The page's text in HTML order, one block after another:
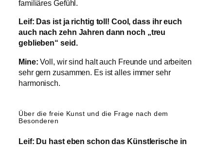
familiäres Gefühl.
Leif: Das ist ja richtig toll! Cool, dass ihr euch
auch nach zehn Jahren dann noch „treu
geblieben“ seid.
Mine: Voll, wir sind halt auch Freunde und arbeiten
sehr gern zusammen. Es ist alles immer sehr
harmonisch.
Über die freie Kunst und die Frage nach dem
Besonderen
Leif: Du hast eben schon das Künstlerische in